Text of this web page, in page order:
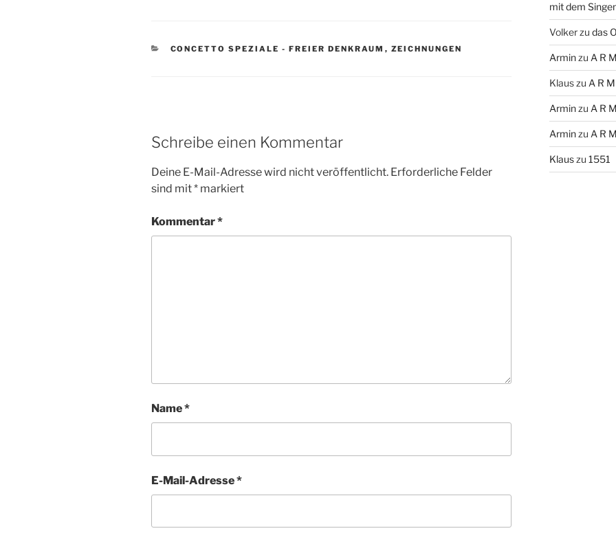
KATEGORIEN
CONCETTO SPEZIALE - FREIER DENKRAUM , ZEICHNUNGEN
Schreibe einen Kommentar
Deine E-Mail-Adresse wird nicht veröffentlicht. Erforderliche Felder
sind mit* markiert
Kommentar*
Name*
E-Mail-Adresse*
mit dem
Volkerzu das
Arminzu A R
Klauszu A R
Arminzu A R
Arminzu A R
Klauszu 1551